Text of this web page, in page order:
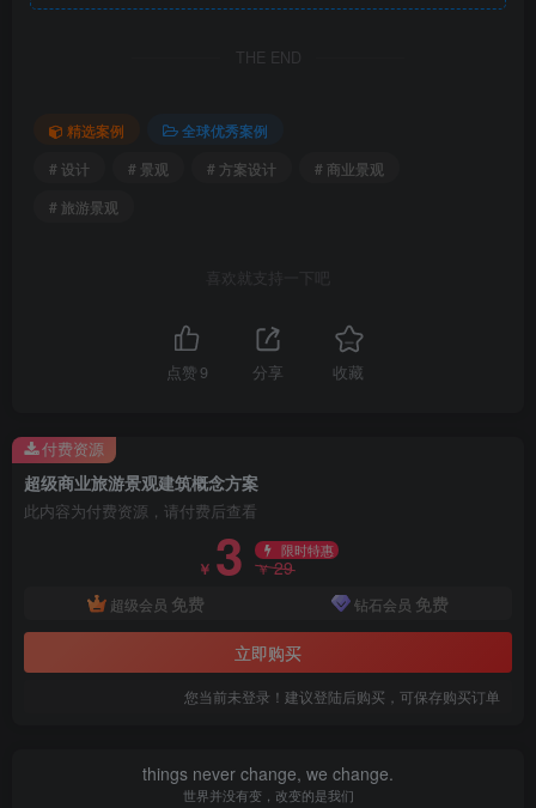
微信截图_20230414143105.png
THE END
精选案例
全球优秀案例
# 设计
# 景观 # 方案设计
# 商业景观
# 旅游景观
喜欢就支持一下吧
点赞 9 分享 收藏
超级商业旅游景观建筑概念方案
此内容为付费资源，请付费后查看
￥ 3 限时特惠
￥29
超级会员 免费 钻石会员 免费
立即购买
您当前未登录！建议登陆后购买，可保存购买订单
付费资源
things never change, we change.
世界并没有变，改变的是我们